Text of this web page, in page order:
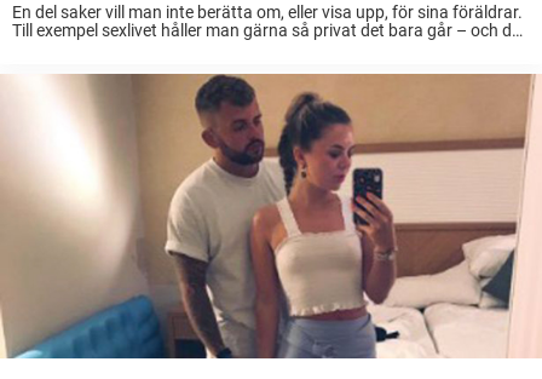
En del saker vill man inte berätta om, eller visa upp, för sina föräldrar.
Till exempel sexlivet håller man gärna så privat det bara går – och de